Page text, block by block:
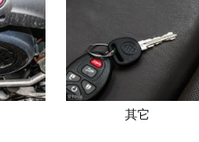
其它